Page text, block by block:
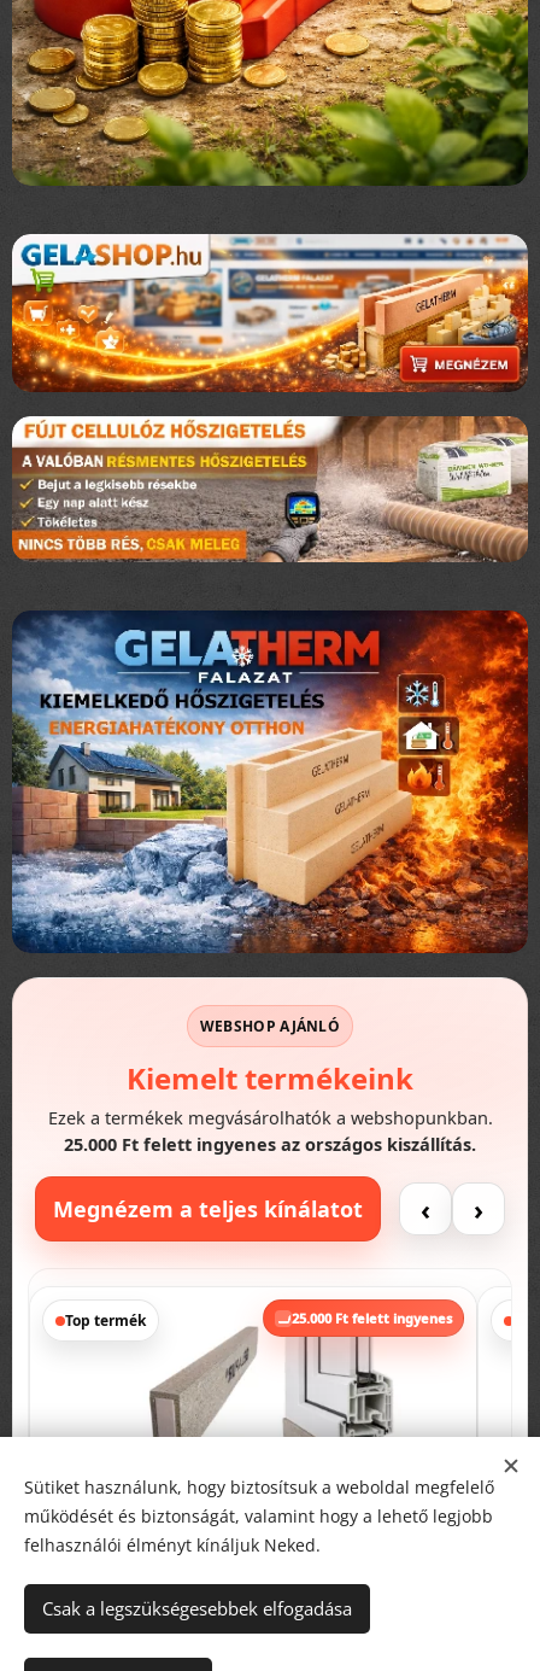
WEBSHOP AJÁNLÓ
Kiemelt termékeink
Ezek a termékek megvásárolhatók a webshopunkban.
25.000 Ft felett ingyenes az országos kiszállítás.
Megnézem a teljes kínálatot ‹ ›
Top termék 25.000 Ft felett ingyenes
Sütiket használunk, hogy biztosítsuk a weboldal megfelelő
működését és biztonságát, valamint hogy a lehető legjobb
felhasználói élményt kínáljuk Neked.
Csak a legszükségesebbek elfogadása